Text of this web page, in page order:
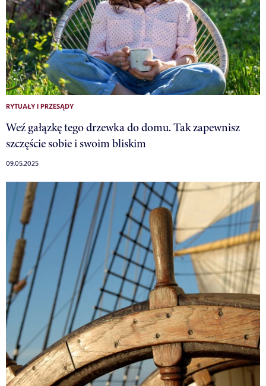
RYTUAŁY I PRZESĄDY
Weź gałązkę tego drzewka do domu. Tak zapewnisz
szczęście sobie i swoim bliskim
09.05.2025